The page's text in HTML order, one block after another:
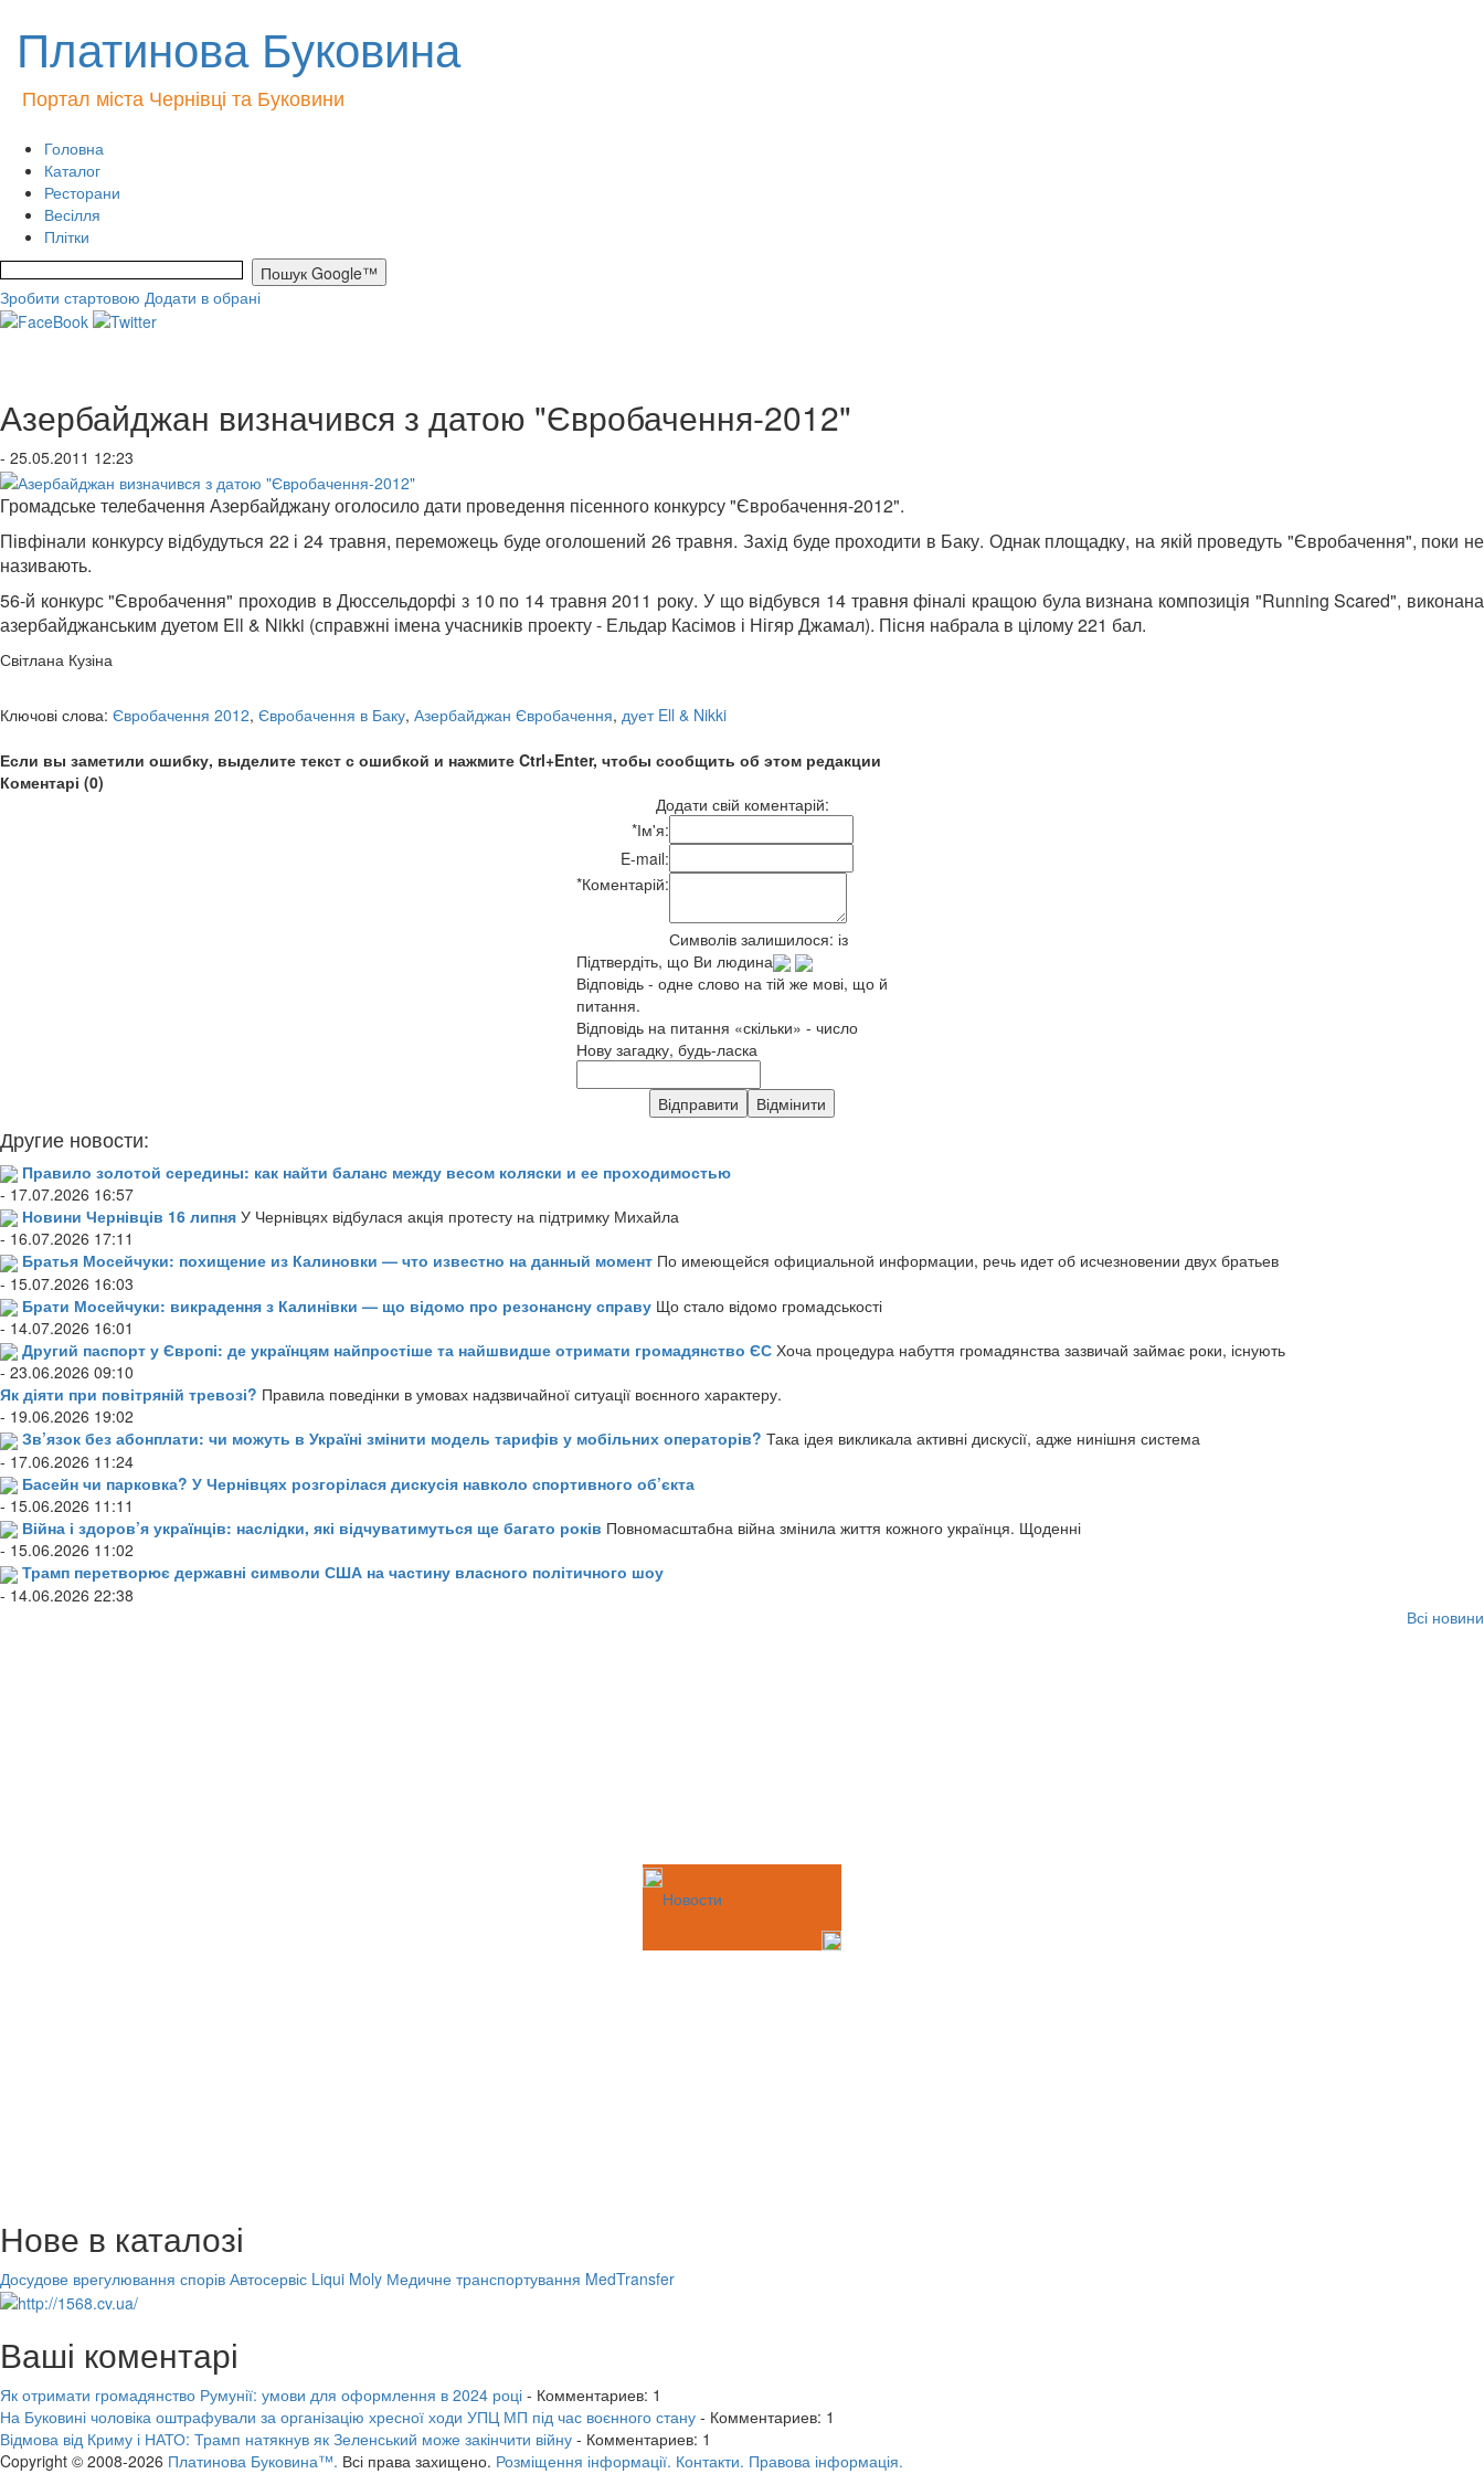
Платинова Буковина
Портал міста Чернівці та Буковини
Головна
Каталог
Ресторани
Весілля
Плітки
Зробити стартовою Додати в обрані
Азербайджан визначився з датою "Євробачення-2012"
- 25.05.2011 12:23
Громадське телебачення Азербайджану оголосило дати проведення пісенного конкурсу "Євробачення-2012".
Півфінали конкурсу відбудуться 22 і 24 травня, переможець буде оголошений 26 травня. Захід буде проходити в Баку. Однак площадку, на якій проведуть "Євробачення", поки не
називають.
56-й конкурс "Євробачення" проходив в Дюссельдорфі з 10 по 14 травня 2011 року. У що відбувся 14 травня фіналі кращою була визнана композиція "Running Scared", виконана
азербайджанським дуетом Ell & Nikki (справжні імена учасників проекту - Ельдар Касімов і Нігяр Джамал). Пісня набрала в цілому 221 бал.
Світлана Кузіна
Ключові слова: Євробачення 2012, Євробачення в Баку, Азербайджан Євробачення, дует Ell & Nikki
Если вы заметили ошибку, выделите текст с ошибкой и нажмите Ctrl+Enter, чтобы сообщить об этом редакции
Коментарі (0)
Додати свій коментарій:
*Ім'я:
E-mail:
*Коментарій:
Символів залишилося: із
Підтвердіть, що Ви людина
Відповідь - одне слово на тій же мові, що й
питання.
Відповідь на питання «скільки» - число
Нову загадку, будь-ласка
Другие новости:
Правило золотой середины: как найти баланс между весом коляски и ее проходимостью
- 17.07.2026 16:57
Новини Чернівців 16 липня У Чернівцях відбулася акція протесту на підтримку Михайла
- 16.07.2026 17:11
Братья Мосейчуки: похищение из Калиновки — что известно на данный момент По имеющейся официальной информации, речь идет об исчезновении двух братьев
- 15.07.2026 16:03
Брати Мосейчуки: викрадення з Калинівки — що відомо про резонансну справу Що стало відомо громадськості
- 14.07.2026 16:01
Другий паспорт у Європі: де українцям найпростіше та найшвидше отримати громадянство ЄС Хоча процедура набуття громадянства зазвичай займає роки, існують
- 23.06.2026 09:10
Як діяти при повітряній тревозі? Правила поведінки в умовах надзвичайної ситуації воєнного характеру.
- 19.06.2026 19:02
Зв’язок без абонплати: чи можуть в Україні змінити модель тарифів у мобільних операторів? Така ідея викликала активні дискусії, адже нинішня система
- 17.06.2026 11:24
Басейн чи парковка? У Чернівцях розгорілася дискусія навколо спортивного об’єкта
- 15.06.2026 11:11
Війна і здоров’я українців: наслідки, які відчуватимуться ще багато років Повномасштабна війна змінила життя кожного українця. Щоденні
- 15.06.2026 11:02
Трамп перетворює державні символи США на частину власного політичного шоу
- 14.06.2026 22:38
Всі новини
Новости
Нове в каталозі
Досудове врегулювання спорів Автосервіс Liqui Moly Медичне транспортування MedTransfer
Ваші коментарі
Як отримати громадянство Румунії: умови для оформлення в 2024 році - Комментариев: 1
На Буковині чоловіка оштрафували за організацію хресної ходи УПЦ МП під час воєнного стану - Комментариев: 1
Відмова від Криму і НАТО: Трамп натякнув як Зеленський може закінчити війну - Комментариев: 1
Copyright © 2008-2026 Платинова Буковина™. Всі права захищено. Розміщення інформації. Контакти. Правова інформація.